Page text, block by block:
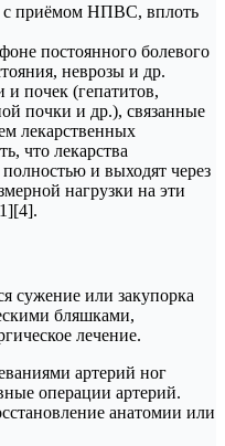
с приёмом НПВС, вплоть
постоянного болевого
неврозы и др.
и почек (гепатитов,
почки и др.), связанные
лекарственных
что лекарства
и выходят через
нагрузки на эти
сужение или закупорка
бляшками,
лечение.
артерий ног
операции артерий.
анатомии или